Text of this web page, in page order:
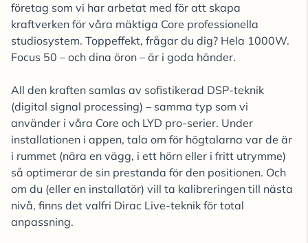
företag som vi har arbetat med för att skapa
kraftverken för våra mäktiga Core professionella
studiosystem. Toppeffekt, frågar du dig? Hela 1000W.
Focus 50 – och dina öron – är i goda händer.
All den kraften samlas av sofistikerad DSP-teknik
(digital signal processing) – samma typ som vi
använder i våra Core och LYD pro-serier. Under
installationen i appen, tala om för högtalarna var de är
i rummet (nära en vägg, i ett hörn eller i fritt utrymme)
så optimerar de sin prestanda för den positionen. Och
om du (eller en installatör) vill ta kalibreringen till nästa
nivå, finns det valfri Dirac Live-teknik för total
anpassning.